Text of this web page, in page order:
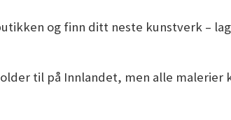
og finn ditt neste kunstverk –
til på Innlandet, men alle